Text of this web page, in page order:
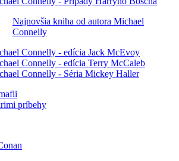
Najnovšia kniha od autora Michael
Connelly
Connelly - edícia Jack McEvoy
Connelly - edícia Terry McCaleb
Connelly - Séria Mickey Haller
príbehy